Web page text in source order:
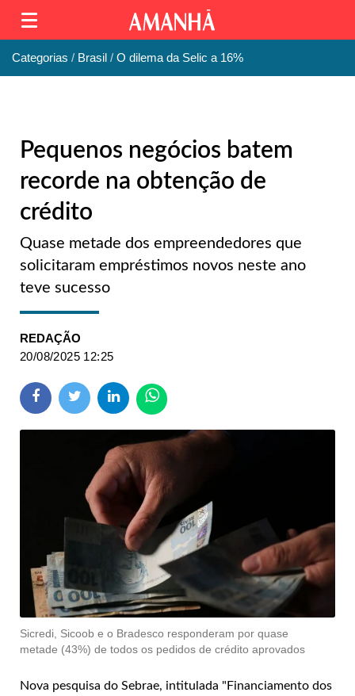
Categorias Brasil O dilema da Selic a 16%
Pequenos negócios batem
recorde na obtenção de
crédito
Quase metade dos empreendedores que
solicitaram empréstimos novos neste ano
teve sucesso
REDAÇÃO
20/08/2025 12:25
Sicredi, Sicoob e o Bradesco responderam por quase
metade (43%) de todos os pedidos de crédito aprovados
Nova pesquisa do Sebrae, intitulada "Financiamento dos